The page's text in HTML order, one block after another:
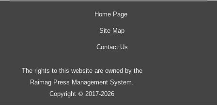
Home Page
Site Map
Contact Us
The rights to this website are owned by the
Raimag Press Management System.
Copyright © 2017-2026